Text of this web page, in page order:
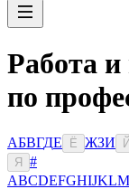
Работа
по
АБВГДЕ Ё ЖЗИ Й
Я
#
ABCDEFGHIJKLM